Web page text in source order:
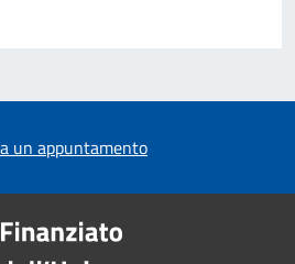
un appuntamento